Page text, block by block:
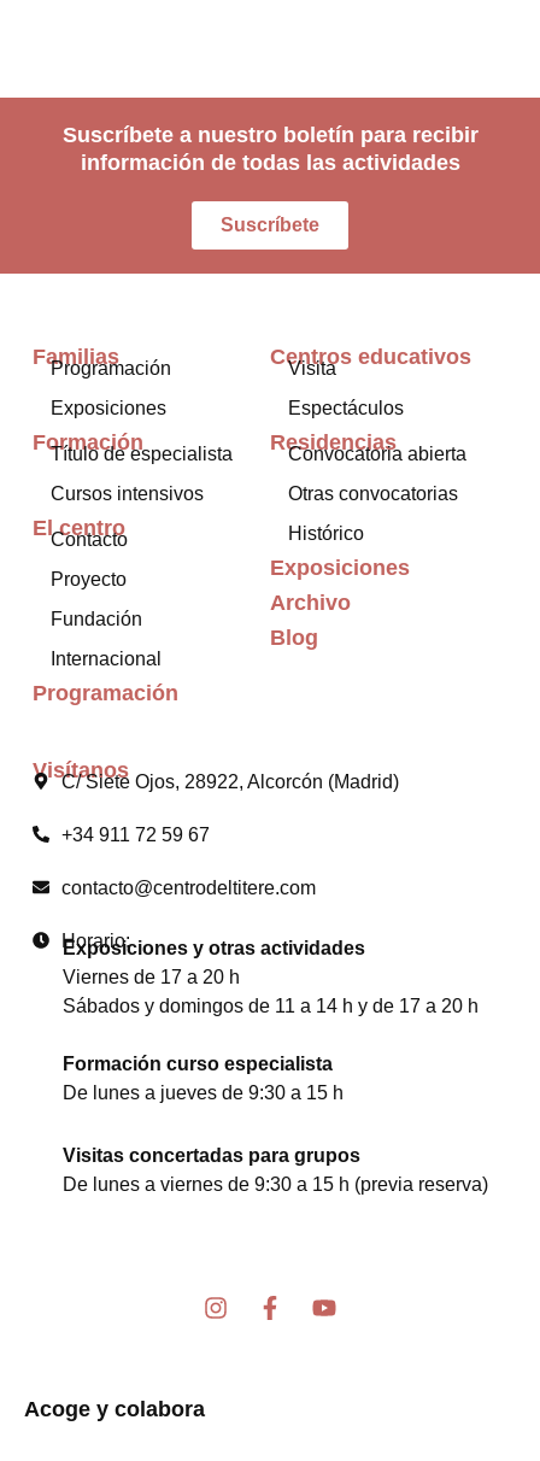
Suscríbete a nuestro boletín para recibir
información de todas las actividades
Suscríbete
Visítanos
C/ Siete Ojos, 28922, Alcorcón (Madrid)
+34 911 72 59 67
contacto@centrodeltitere.com
Horario:
Exposiciones y otras actividades
Viernes de 17 a 20 h
Sábados y domingos de 11 a 14 h y de 17 a 20 h
Formación curso especialista
De lunes a jueves de 9:30 a 15 h
Visitas concertadas para grupos
De lunes a viernes de 9:30 a 15 h (previa reserva)
I
F
Y
Familias
Programación
Exposiciones
Formación
Título de especialista
Cursos intensivos
El centro
Contacto
Proyecto
Fundación
Internacional
Programación
Centros educativos
Visita
Espectáculos
Residencias
Convocatoria abierta
Otras convocatorias
Histórico
Exposiciones
Archivo
Blog
Acoge y colabora